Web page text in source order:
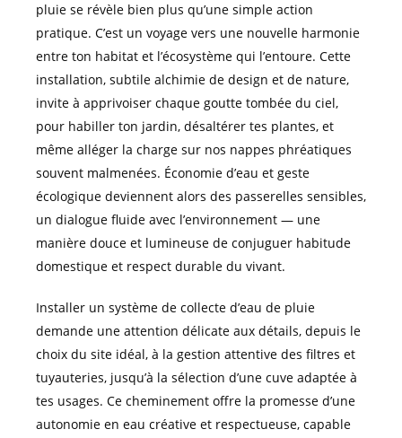
pluie se révèle bien plus qu’une simple action
pratique. C’est un voyage vers une nouvelle harmonie
entre ton habitat et l’écosystème qui l’entoure. Cette
installation, subtile alchimie de design et de nature,
invite à apprivoiser chaque goutte tombée du ciel,
pour habiller ton jardin, désaltérer tes plantes, et
même alléger la charge sur nos nappes phréatiques
souvent malmenées. Économie d’eau et geste
écologique deviennent alors des passerelles sensibles,
un dialogue fluide avec l’environnement — une
manière douce et lumineuse de conjuguer habitude
domestique et respect durable du vivant.
Installer un système de collecte d’eau de pluie
demande une attention délicate aux détails, depuis le
choix du site idéal, à la gestion attentive des filtres et
tuyauteries, jusqu’à la sélection d’une cuve adaptée à
tes usages. Ce cheminement offre la promesse d’une
autonomie en eau créative et respectueuse, capable